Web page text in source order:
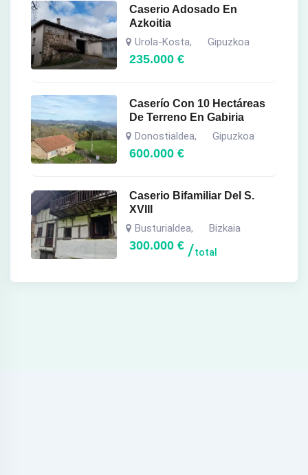
Caserio Adosado En
Azkoitia
Urola-Kosta, Gipuzkoa
235.000€
Caserío Con 10 Hectáreas
De Terreno En Gabiria
Donostialdea, Gipuzkoa
600.000€
Caserio Bifamiliar Del S.
XVIII
Busturialdea, Bizkaia
300.000€ total